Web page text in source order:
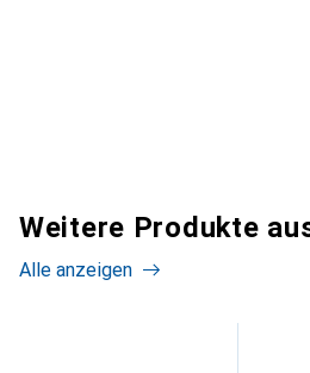
Alle anzeigen